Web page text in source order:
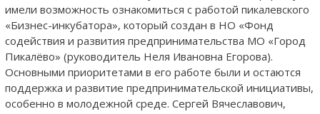
имели возможность ознакомиться с работой пикалевского
«Бизнес-инкубатора», который создан в НО «Фонд
содействия и развития предпринимательства МО «Город
Пикалёво» (руководитель Неля Ивановна Егорова).
Основными приоритетами в его работе были и остаются
поддержка и развитие предпринимательской инициативы,
особенно в молодежной среде. Сергей Вячеславович,